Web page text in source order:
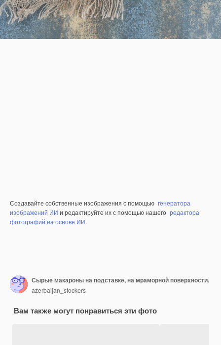
Создавайте собственные изображения с помощью генератора
изображений ИИ и редактируйте их с помощью нашего редактора
фотографий на основе ИИ.
Сырые макароны на подставке, на мраморной поверхности.
azerbaijan_stockers
Вам также могут понравиться эти фото